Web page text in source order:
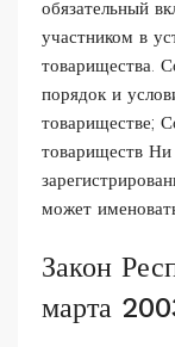
обязательный
участником в
товарищества.
порядок и
товариществе;
товариществ
может
Закон
марта